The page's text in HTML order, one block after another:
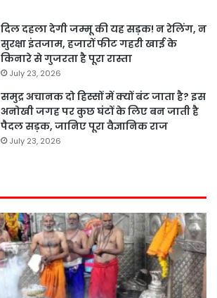
दिल दहला देगी जम्मू की यह सड़क! न रेलिंग, न
सुरक्षा इंतजाम, हजारों फीट गहरी खाई के
किनारे से गुजरता है पूरा रास्ता
July 23, 2026
समुद्र अचानक दो हिस्सों में क्यों बंट जाता है? इस
अनोखी जगह पर कुछ घंटों के लिए बन जाती है
पैदल सड़क, जानिए पूरा वैज्ञानिक राज
July 23, 2026